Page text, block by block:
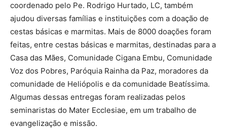
coordenado pelo Pe. Rodrigo Hurtado, LC, também
ajudou diversas famílias e instituições com a doação de
cestas básicas e marmitas. Mais de 8000 doações foram
feitas, entre cestas básicas e marmitas, destinadas para a
Casa das Mães, Comunidade Cigana Embu, Comunidade
Voz dos Pobres, Paróquia Rainha da Paz, moradores da
comunidade de Heliópolis e da comunidade Beatíssima.
Algumas dessas entregas foram realizadas pelos
seminaristas do Mater Ecclesiae, em um trabalho de
evangelização e missão.